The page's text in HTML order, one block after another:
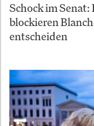
Schock im Senat:
blockieren
entscheiden